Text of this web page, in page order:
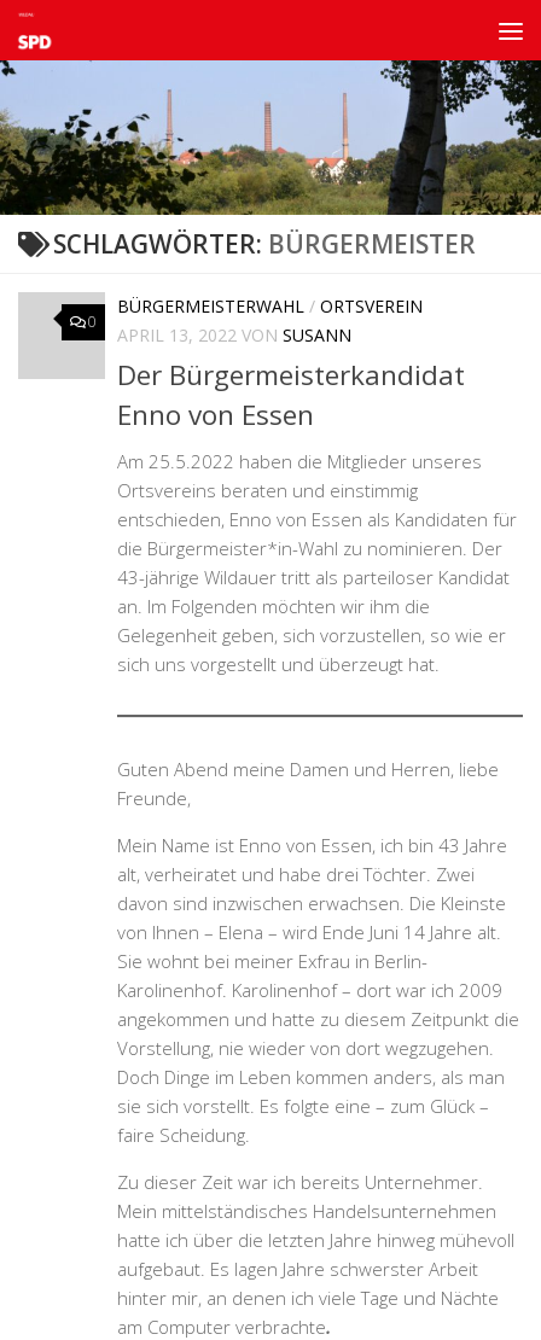
Zum Inhalt springen
SCHLAGWÖRTER: BÜRGERMEISTER
0
BÜRGERMEISTERWAHL / ORTSVEREIN
APRIL 13, 2022 VON SUSANN
Der Bürgermeisterkandidat
Enno von Essen
Am 25.5.2022 haben die Mitglieder unseres
Ortsvereins beraten und einstimmig
entschieden, Enno von Essen als Kandidaten für
die Bürgermeister*in-Wahl zu nominieren. Der
43-jährige Wildauer tritt als parteiloser Kandidat
an. Im Folgenden möchten wir ihm die
Gelegenheit geben, sich vorzustellen, so wie er
sich uns vorgestellt und überzeugt hat.
Guten Abend meine Damen und Herren, liebe
Freunde,
Mein Name ist Enno von Essen, ich bin 43 Jahre
alt, verheiratet und habe drei Töchter. Zwei
davon sind inzwischen erwachsen. Die Kleinste
von Ihnen – Elena – wird Ende Juni 14 Jahre alt.
Sie wohnt bei meiner Exfrau in Berlin-
Karolinenhof. Karolinenhof – dort war ich 2009
angekommen und hatte zu diesem Zeitpunkt die
Vorstellung, nie wieder von dort wegzugehen.
Doch Dinge im Leben kommen anders, als man
sie sich vorstellt. Es folgte eine – zum Glück –
faire Scheidung.
Zu dieser Zeit war ich bereits Unternehmer.
Mein mittelständisches Handelsunternehmen
hatte ich über die letzten Jahre hinweg mühevoll
aufgebaut. Es lagen Jahre schwerster Arbeit
hinter mir, an denen ich viele Tage und Nächte
am Computer verbrachte.